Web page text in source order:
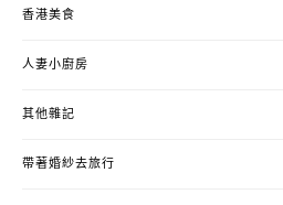
香港美食
人妻小廚房
其他雜記
帶著婚紗去旅行